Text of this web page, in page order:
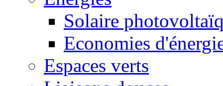
Solaire
Economies
Espaces verts